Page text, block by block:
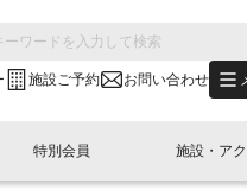
施設ご予約 お問い合わせ
特別会員 施設・ア